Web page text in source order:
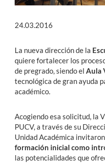
24.03.2016
La nueva dirección de la
quiere fortalecer los
de pregrado, siendo el Aula
tecnológica de gran ayuda
académico.
Acogiendo esa solicitud, la
PUCV, a través de su
Unidad Académica
formación inicial como
las potencialidades que